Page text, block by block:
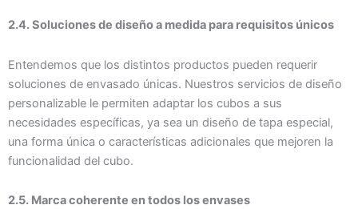
2.4. Soluciones de diseño a medida para requisitos únicos
Entendemos que los distintos productos pueden requerir
soluciones de envasado únicas. Nuestros servicios de diseño
personalizable le permiten adaptar los cubos a sus
necesidades específicas, ya sea un diseño de tapa especial,
una forma única o características adicionales que mejoren la
funcionalidad del cubo.
2.5. Marca coherente en todos los envases